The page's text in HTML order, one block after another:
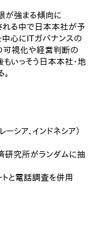
が強まる傾向に
れる中で日本本社が予
心にITガバナンスの
可視化や経営判断の
いっそう日本本社・地
シア、インドネシア）
究所がランダムに抽
と電話調査を併用